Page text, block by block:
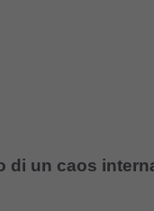
di un caos